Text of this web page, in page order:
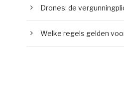
Drones: de
Welke regels gelden